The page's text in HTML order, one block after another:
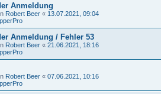
Anmeldung
Robert Beer « 13.07.2021, 09:04
Anmeldung / Fehler 53
Robert Beer « 21.06.2021, 18:16
Robert Beer « 07.06.2021, 10:16